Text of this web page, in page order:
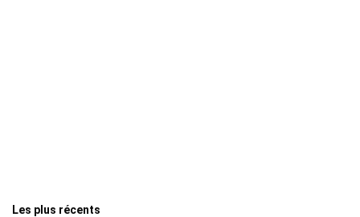
Les plus récents